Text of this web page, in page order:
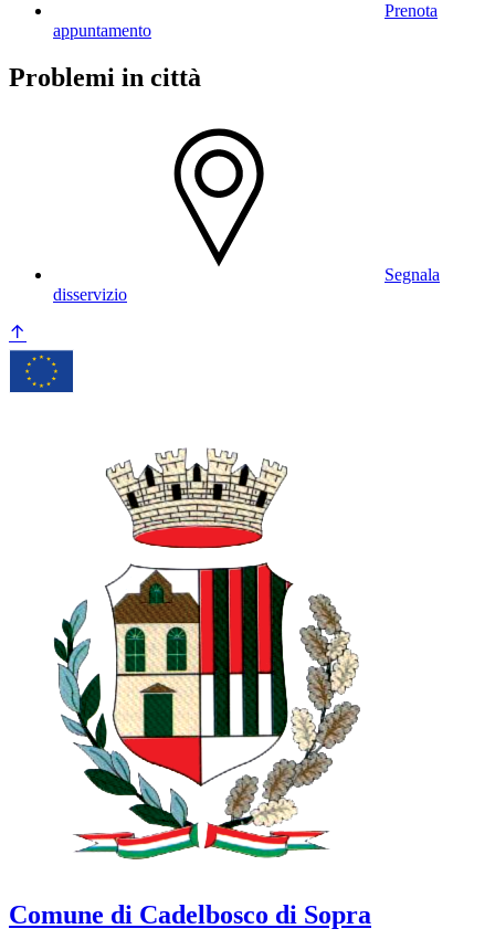
Prenota
appuntamento
Problemi in città
Segnala
disservizio
Comune di Cadelbosco di Sopra